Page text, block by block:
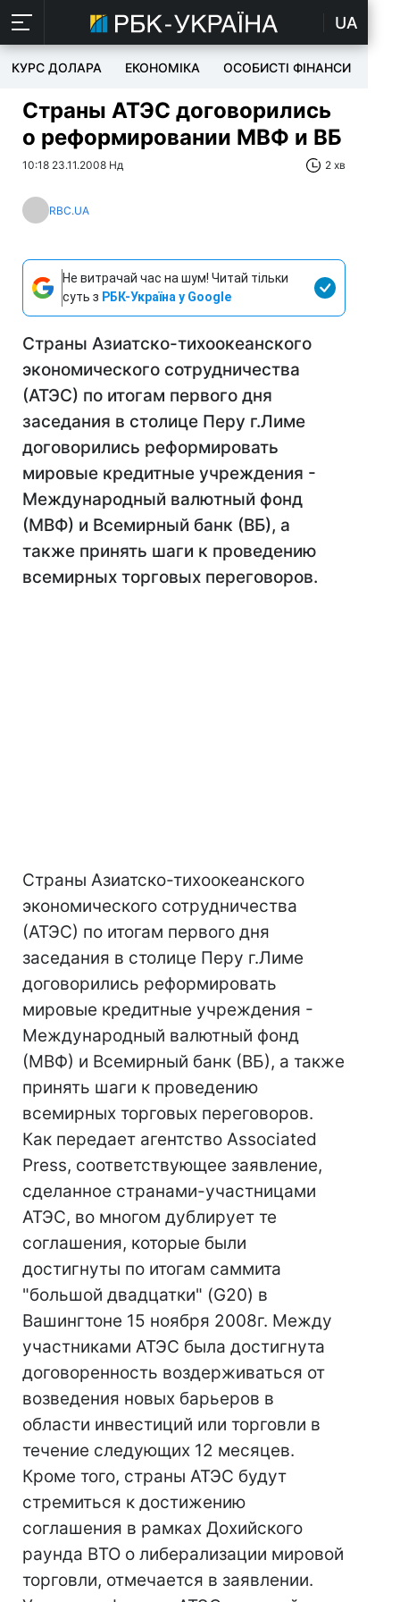
UA
КУРС ДОЛАРА ЕКОНОМІКА ОСОБИСТІ ФІНАНСИ
Страны АТЭС договорились
о реформировании МВФ и ВБ
10:18 23.11.2008 Нд 2 хв
RBC.UA
Не витрачай час на шум! Читай тільки
суть з РБК-Україна у Google
Страны Азиатско-тихоокеанского
экономического сотрудничества
(АТЭС) по итогам первого дня
заседания в столице Перу г.Лиме
договорились реформировать
мировые кредитные учреждения -
Международный валютный фонд
(МВФ) и Всемирный банк (ВБ), а
также принять шаги к проведению
всемирных торговых переговоров.
Страны Азиатско-тихоокеанского
экономического сотрудничества
(АТЭС) по итогам первого дня
заседания в столице Перу г.Лиме
договорились реформировать
мировые кредитные учреждения -
Международный валютный фонд
(МВФ) и Всемирный банк (ВБ), а также
принять шаги к проведению
всемирных торговых переговоров.
Как передает агентство Associated
Press, соответствующее заявление,
сделанное странами-участницами
АТЭС, во многом дублирует те
соглашения, которые были
достигнуты по итогам саммита
"большой двадцатки" (G20) в
Вашингтоне 15 ноября 2008г. Между
участниками АТЭС была достигнута
договоренность воздерживаться от
возведения новых барьеров в
области инвестиций или торговли в
течение следующих 12 месяцев.
Кроме того, страны АТЭС будут
стремиться к достижению
соглашения в рамках Дохийского
раунда ВТО о либерализации мировой
торговли, отмечается в заявлении.